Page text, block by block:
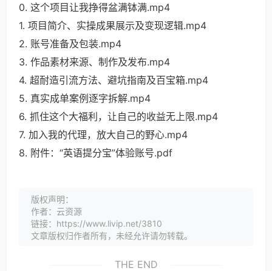
0. 这个项目让我挣得盆满钵满.mp4
1. 项目简介、实操成果展示及变现逻辑.mp4
2. 账号准备及包装.mp4
3. 作品素材来源、制作及发布.mp4
4. 超耐造引流方法、避坑指南及百宝箱.mp4
5. 真实成单案例逐字拆解.mp4
6. 抓住这个大福利，让自己的收益无上限.mp4
7. 加入我的代理，放大自己的野心.mp4
8. 附件：“英语提分宝”体验账号.pdf
版权声明：
作者：云资源
链接：https://www.livip.net/3810
文章版权归作者所有，未经允许请勿转载。
THE END